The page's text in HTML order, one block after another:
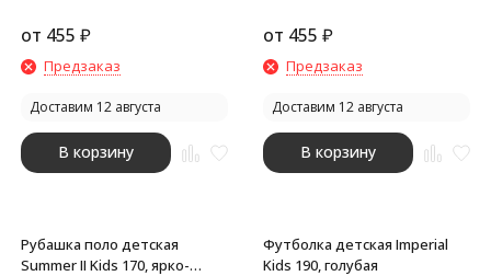
от 455 ₽
Предзаказ
Доставим 12 августа
В корзину
от 455 ₽
Предзаказ
Доставим 12 августа
В корзину
Рубашка поло детская
Summer II Kids 170, ярко-
Футболка детская Imperial
Kids 190, голубая